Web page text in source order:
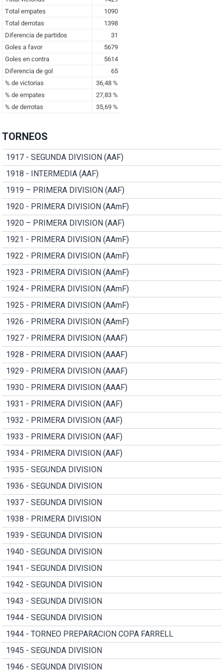
TORNEOS
1917 - SEGUNDA DIVISION (AAF)
1918 - INTERMEDIA (AAF)
1919 – PRIMERA DIVISION (AAF)
1920 - PRIMERA DIVISION (AAmF)
1920 – PRIMERA DIVISION (AAF)
1921 - PRIMERA DIVISION (AAmF)
1922 - PRIMERA DIVISION (AAmF)
1923 - PRIMERA DIVISION (AAmF)
1924 - PRIMERA DIVISION (AAmF)
1925 - PRIMERA DIVISION (AAmF)
1926 - PRIMERA DIVISION (AAmF)
1927 - PRIMERA DIVISION (AAAF)
1928 - PRIMERA DIVISION (AAAF)
1929 - PRIMERA DIVISION (AAAF)
1930 - PRIMERA DIVISION (AAAF)
1931 - PRIMERA DIVISION (AAF)
1932 - PRIMERA DIVISION (AAF)
1933 - PRIMERA DIVISION (AAF)
1934 - PRIMERA DIVISION (AAF)
1935 - SEGUNDA DIVISION
1936 - SEGUNDA DIVISION
1937 - SEGUNDA DIVISION
1938 - PRIMERA DIVISION
1939 - SEGUNDA DIVISION
1940 - SEGUNDA DIVISION
1941 - SEGUNDA DIVISION
1942 - SEGUNDA DIVISION
1943 - SEGUNDA DIVISION
1944 - SEGUNDA DIVISION
1944 - TORNEO PREPARACION COPA FARRELL
1945 - SEGUNDA DIVISION
1946 - SEGUNDA DIVISION